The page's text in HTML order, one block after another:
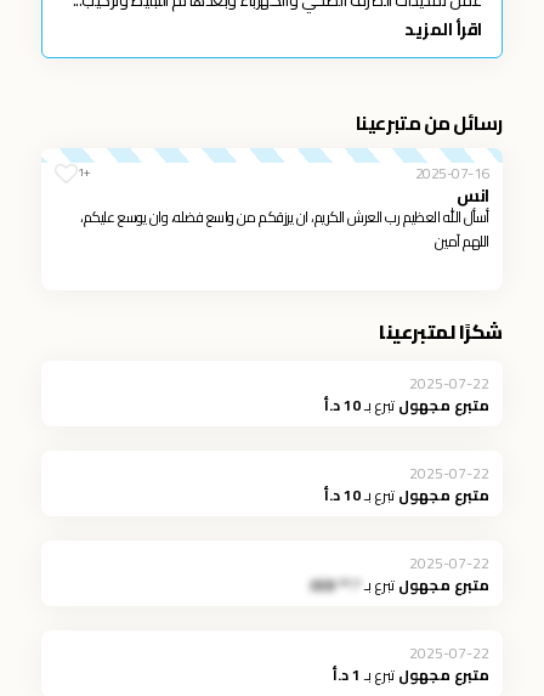
اقرأ المزيد
رسائل من متبرعينا
2025-07-16
+1
انس
أسأل الله العظيم رب العرش الكريم، ان يرزقكم من واسع فضله، وان يوسع عليكم،
اللهم آمين
شكرًا لمتبرعينا
2025-07-22
متبرع مجهولتبرع بـ10 د.أ
2025-07-22
متبرع مجهولتبرع بـ10 د.أ
2025-07-22
متبرع مجهولتبرع بـ*.** JOD
2025-07-22
متبرع مجهولتبرع بـ1 د.أ